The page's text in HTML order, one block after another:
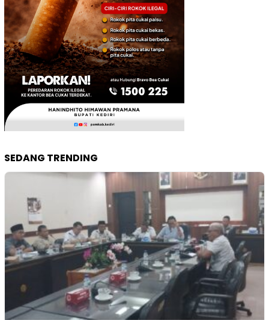
SEDANG TRENDING